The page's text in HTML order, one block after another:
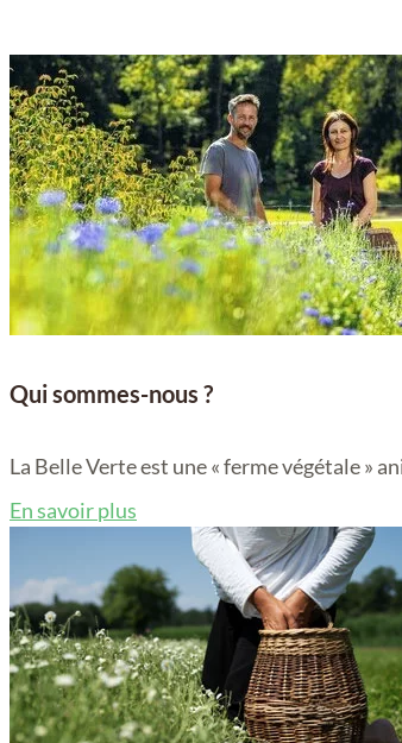
Qui sommes-nous ?
La Belle Verte est une « ferme végétale »
En savoir plus